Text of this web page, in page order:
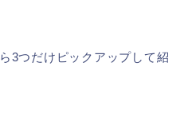
3つだけピックアップして紹